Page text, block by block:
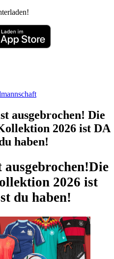
ausgebrochen! Die
2026 ist DA
haben!
Die
2026 ist
du haben!